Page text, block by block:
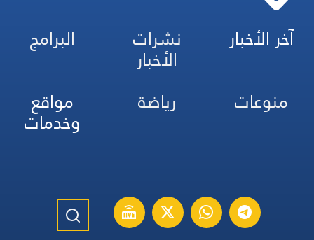
آخر الأخبار نشرات
الأخبار
البرامج
منوعات
رياضة مواقع
وخدمات